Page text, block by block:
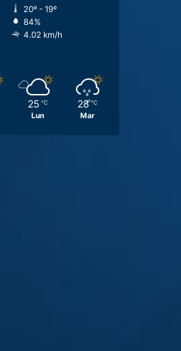
20º - 19º
84%
4.02 km/h
25 ℃
Lun
28 ℃
Mar